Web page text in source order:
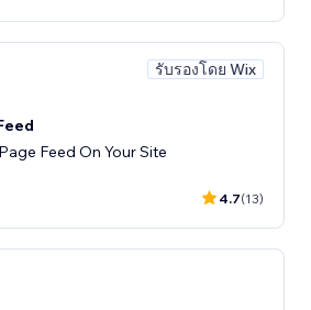
รับรองโดย Wix
Feed On Your Site
4.7(13)